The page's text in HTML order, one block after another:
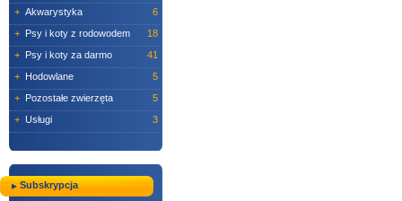
+ Akwarystyka
6
+ Psy i koty z rodowodem
18
+ Psy i koty za darmo
41
+ Hodowlane
5
+ Pozostałe zwierzęta
5
+ Usługi 3
Subskrypcja